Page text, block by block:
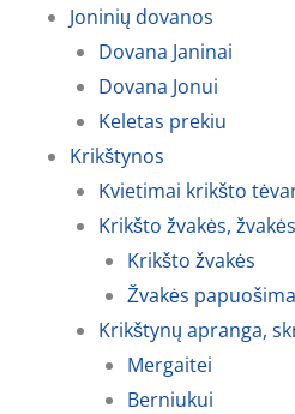
Joninių dovanos
Dovana Janinai
Dovana Jonui
Keletas prekiu
Krikštynos
Kvietimai krikšto
Krikšto žvakės,
Krikšto žvakės
Žvakės
Krikštynų apranga,
Mergaitei
Berniukui